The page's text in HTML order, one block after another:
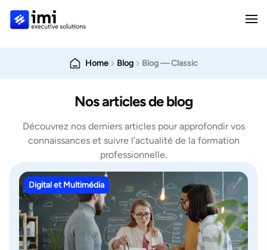
Home Blog Blog — Classic
Nos articles de blog
Découvrez nos derniers articles pour approfondir vos
connaissances et suivre l’actualité de la formation
professionnelle.
Digital et Multimédia